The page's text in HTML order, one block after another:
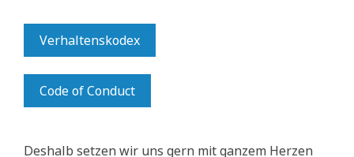
Verhaltenskodex
Code of Conduct
Deshalb setzen wir uns gern mit ganzem Herzen